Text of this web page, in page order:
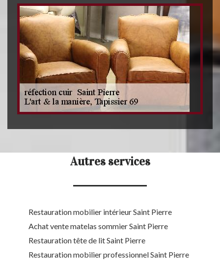
Autres services
Restauration mobilier intérieur Saint Pierre
Achat vente matelas sommier Saint Pierre
Restauration tête de lit Saint Pierre
Restauration mobilier professionnel Saint Pierre